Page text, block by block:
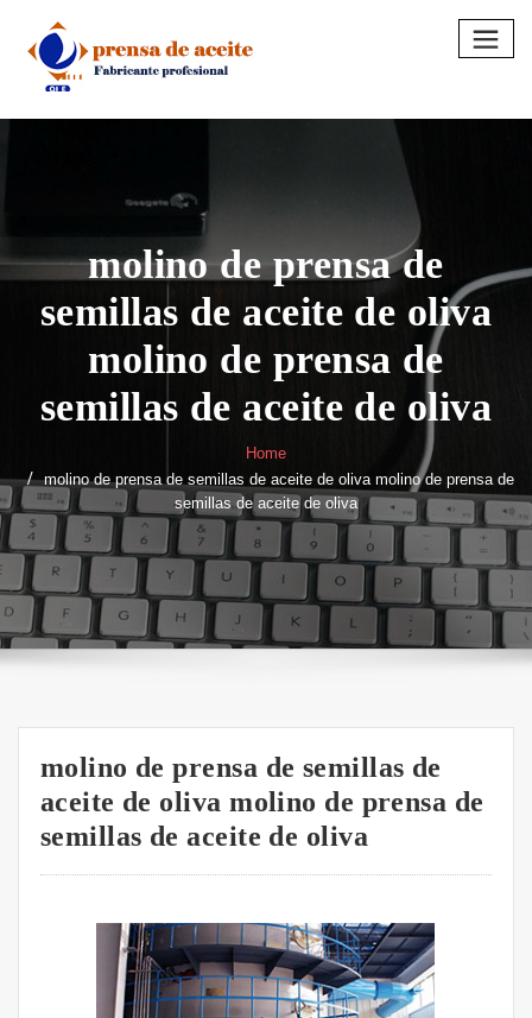
content
molino de prensa de
semillas de aceite de oliva
molino de prensa de
semillas de aceite de oliva
Home
molino de prensa de semillas de aceite de oliva molino de prensa de
semillas de aceite de oliva
molino de prensa de semillas de
aceite de oliva molino de prensa de
semillas de aceite de oliva